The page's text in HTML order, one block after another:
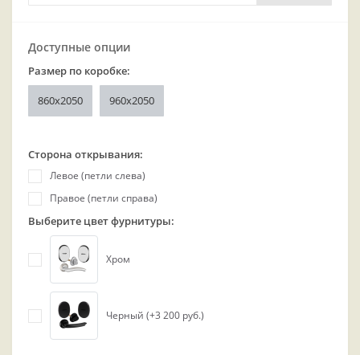
Доступные опции
Размер по коробке:
860х2050 960x2050
Сторона открывания:
Левое (петли слева)
Правое (петли справа)
Выберите цвет фурнитуры:
Хром
Черный (+3 200 руб.)